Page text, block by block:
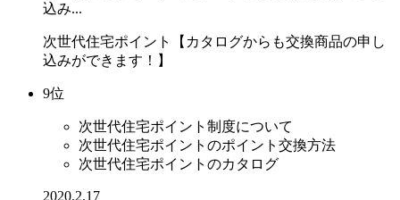
込み...
次世代住宅ポイント【カタログからも交換商品の申し
込みができます！】
9位
次世代住宅ポイント制度について
次世代住宅ポイントのポイント交換方法
次世代住宅ポイントのカタログ
2020.2.17